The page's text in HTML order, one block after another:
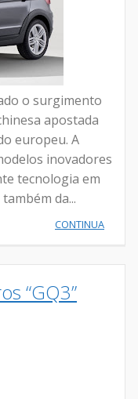
o surgimento
apostada
europeu. A
inovadores
tecnologia em
da...
CONTINUA
“GQ3”